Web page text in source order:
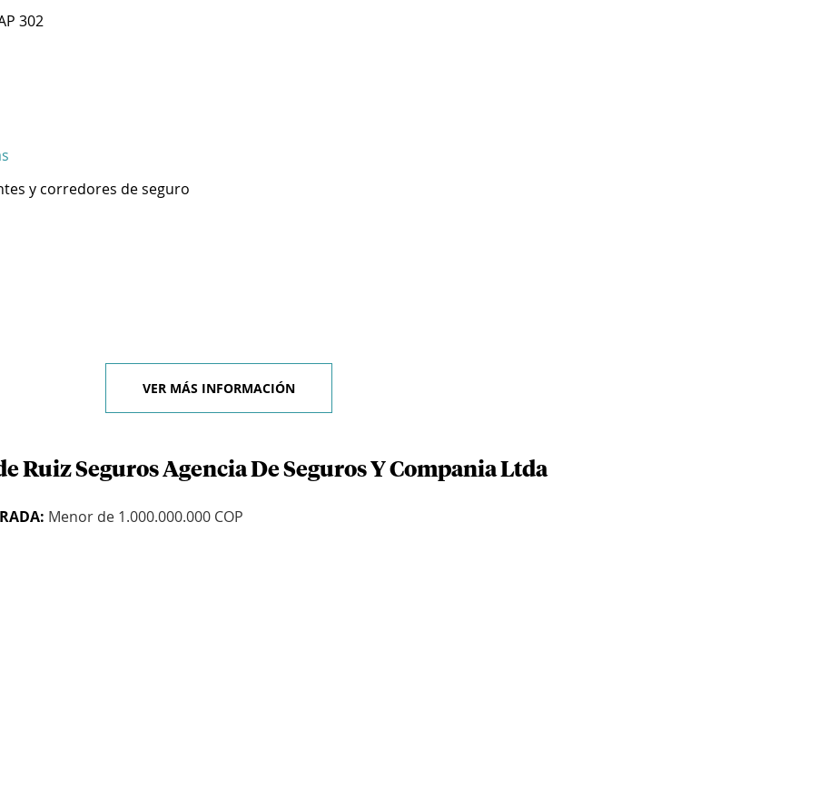
302
y corredores de seguro
VER MÁS INFORMACIÓN
Ruiz Seguros Agencia De Seguros Y Compania Ltda
Menor de 1.000.000.000 COP